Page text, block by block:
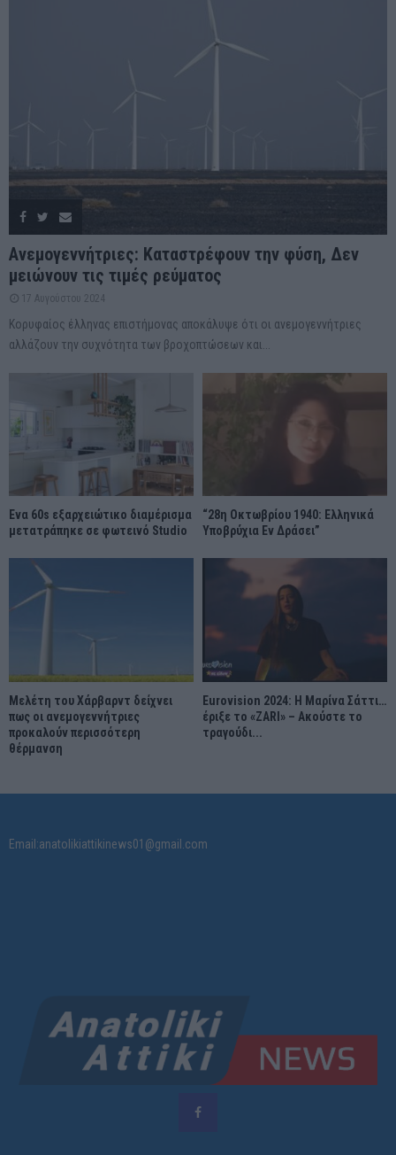
Ανεμογεννήτριες: Καταστρέφουν την φύση, Δεν
μειώνουν τις τιμές ρεύματος
17 Αυγούστου 2024
Κορυφαίος έλληνας επιστήμονας αποκάλυψε ότι οι ανεμογεννήτριες
αλλάζουν την συχνότητα των βροχοπτώσεων και...
Ένα 60s εξαρχειώτικο διαμέρισμα
μετατράπηκε σε φωτεινό Studio
“28η Οκτωβρίου 1940: Ελληνικά
Υποβρύχια Εν Δράσει”
Μελέτη του Χάρβαρντ δείχνει
πως οι ανεμογεννήτριες
προκαλούν περισσότερη
θέρμανση
Eurovision 2024: Η Μαρίνα Σάττι…
έριξε το «ZARI» – Ακούστε το
τραγούδι...
Email:anatolikiattikinews01@gmail.com